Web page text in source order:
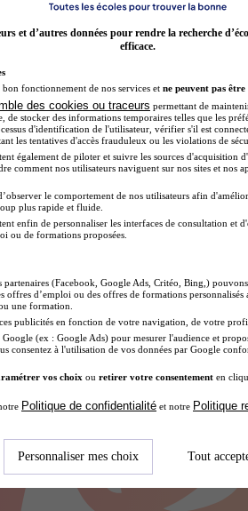
avec Diplomeo !
et d’autres données pour rendre la recherche
efficace.
bon fonctionnement de nos services et ne peuvent pas être
des cookies ou traceurs permettant de
de stocker des informations temporaires telles que les
d'identification de l'utilisateur, vérifier s'il est
les tentatives d'accès frauduleux ou les violations de
également de piloter et suivre les sources d'acquisition
comment nos utilisateurs naviguent sur nos sites et nos
le comportement de nos utilisateurs afin
plus rapide et fluide.
enfin de personnaliser les interfaces de consultation et
ou de formations proposées.
partenaires (Facebook, Google Ads, Critéo, Bing,)
offres d’emploi ou des offres de formations
une formation.
publicités en fonction de votre navigation, de votre
(ex : Google Ads) pour mesurer l'audience et
consentez à l'utilisation de vos données par Google
vos choix ou retirer votre consentement en
Politique de confidentialité et notre Politique
Personnaliser mes choix Tout